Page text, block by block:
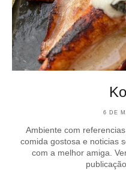
6 DE
Ambiente com
comida gostosa e noticias
com a melhor amiga.